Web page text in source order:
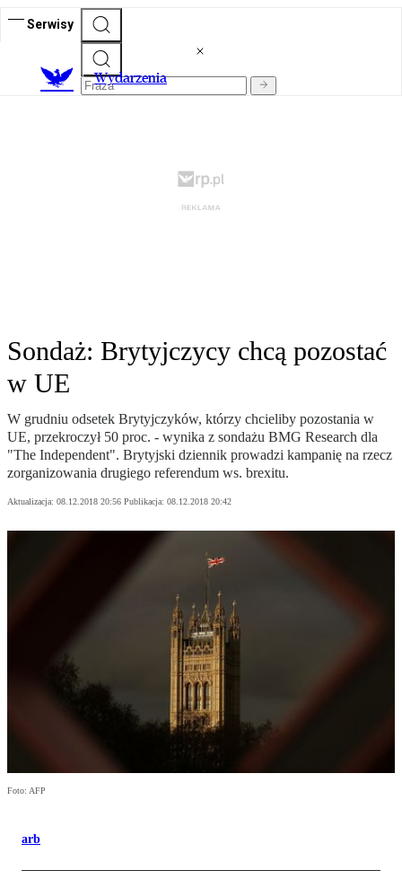
Serwisy
Wydarzenia
Sondaż: Brytyjczycy chcą pozostać
w UE
W grudniu odsetek Brytyjczyków, którzy chcieliby pozostania w
UE, przekroczył 50 proc. - wynika z sondażu BMG Research dla
"The Independent". Brytyjski dziennik prowadzi kampanię na rzecz
zorganizowania drugiego referendum ws. brexitu.
Aktualizacja: 08.12.2018 20:56 Publikacja: 08.12.2018 20:42
Foto: AFP
arb